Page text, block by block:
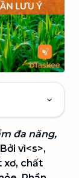
đa năng,
vì<s>,
xơ, chất